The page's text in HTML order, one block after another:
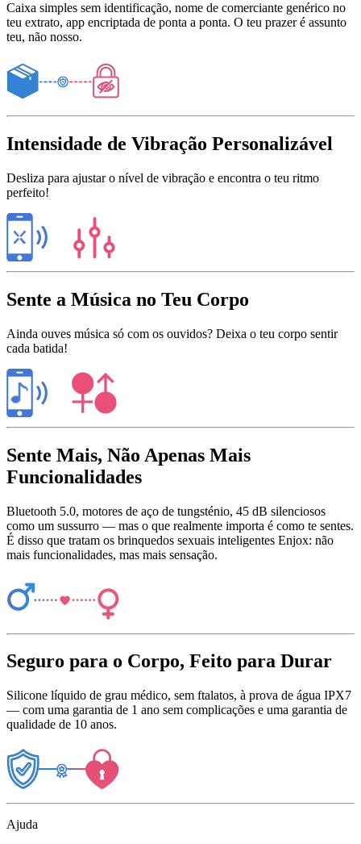
Caixa simples sem identificação, nome de comerciante genérico no
teu extrato, app encriptada de ponta a ponta. O teu prazer é assunto
teu, não nosso.
Intensidade de Vibração Personalizável
Desliza para ajustar o nível de vibração e encontra o teu ritmo
perfeito!
Sente a Música no Teu Corpo
Ainda ouves música só com os ouvidos? Deixa o teu corpo sentir
cada batida!
Sente Mais, Não Apenas Mais
Funcionalidades
Bluetooth 5.0, motores de aço de tungsténio, 45 dB silenciosos
como um sussurro — mas o que realmente importa é como te sentes.
É disso que tratam os brinquedos sexuais inteligentes Enjox: não
mais funcionalidades, mas mais sensação.
Seguro para o Corpo, Feito para Durar
Silicone líquido de grau médico, sem ftalatos, à prova de água IPX7
— com uma garantia de 1 ano sem complicações e uma garantia de
qualidade de 10 anos.
Ajuda